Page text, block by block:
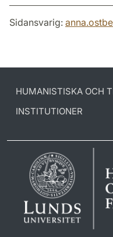
Sidansvarig:
HUMANISTISKA OCH
INSTITUTIONER